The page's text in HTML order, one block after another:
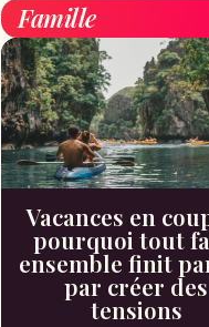
Famille
Vacances en
pourquoi tout
ensemble finit
par créer des
tensions